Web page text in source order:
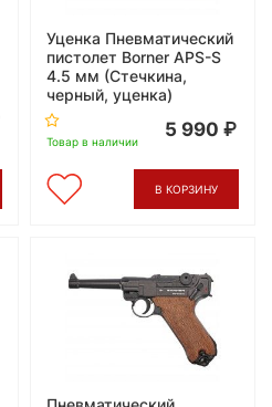
Уценка Пневматический
пистолет Borner APS-S
4.5 мм (Стечкина,
черный, уценка)
Товар в наличии
5 990
В КОРЗИНУ